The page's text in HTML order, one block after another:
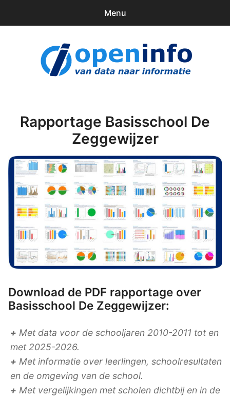
Menu
Downloads
Rapportage Basisschool De
Zeggewijzer
Download de PDF rapportage over
Basisschool De Zeggewijzer:
+ Met data voor de schooljaren 2010-2011 tot en
met 2025-2026.
+ Met informatie over leerlingen, schoolresultaten
en de omgeving van de school.
+ Met vergelijkingen met scholen dichtbij en in de